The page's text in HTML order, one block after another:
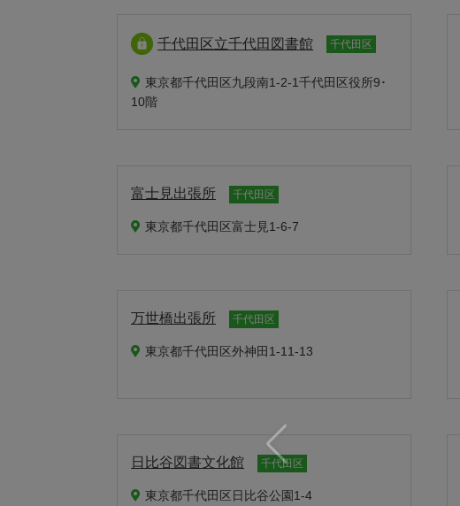
千代田区立千代田図書館 千代田区
東京都千代田区九段南1-2-1千代田区役所9･
10階
富士見出張所 千代田区
東京都千代田区富士見1-6-7
万世橋出張所 千代田区
東京都千代田区外神田1-11-13
日比谷図書文化館 千代田区
東京都千代田区日比谷公園1-4